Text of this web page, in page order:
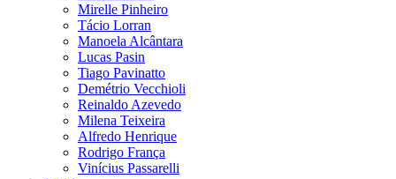
Mirelle Pinheiro
Tácio Lorran
Manoela Alcântara
Lucas Pasin
Tiago Pavinatto
Demétrio Vecchioli
Reinaldo Azevedo
Milena Teixeira
Alfredo Henrique
Rodrigo França
Vinícius Passarelli